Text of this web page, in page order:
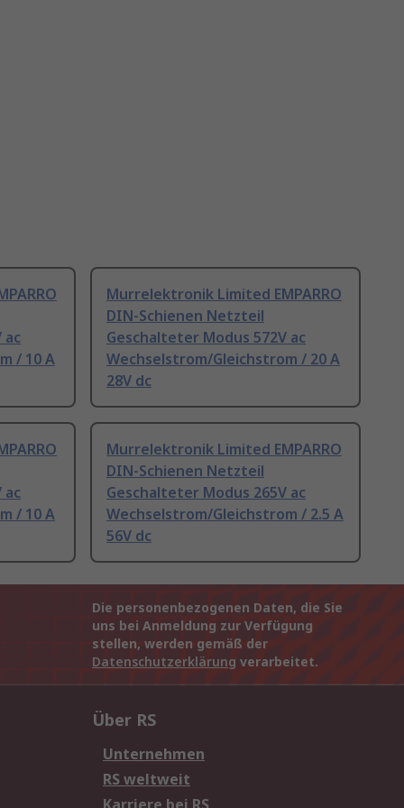
ac
/ 10 A
Murrelektronik Limited EMPARRO
DIN-Schienen Netzteil
Geschalteter Modus 572V ac
Wechselstrom/Gleichstrom / 20 A
28V dc
ac
/ 10 A
Murrelektronik Limited EMPARRO
DIN-Schienen Netzteil
Geschalteter Modus 265V ac
Wechselstrom/Gleichstrom / 2.5 A
56V dc
Die personenbezogenen Daten, die Sie
uns bei Anmeldung zur Verfügung
stellen, werden gemäß der
Datenschutzerklärung verarbeitet.
Über RS
Unternehmen
RS weltweit